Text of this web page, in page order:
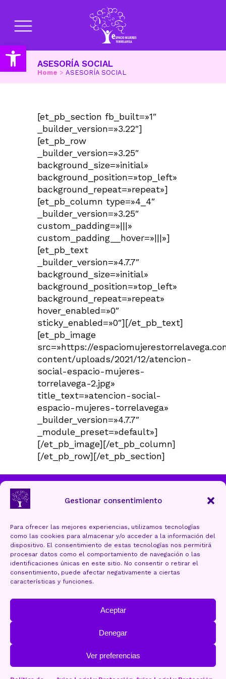
Abrir barra de herramientas
Gestionar consentimiento
Para ofrecer las mejores experiencias, utilizamos tecnologías
como las cookies para almacenar y/o acceder a la información del
dispositivo. El consentimiento de estas tecnologías nos permitirá
procesar datos como el comportamiento de navegación o las
identificaciones únicas en este sitio. No consentir o retirar el
consentimiento, puede afectar negativamente a ciertas
características y funciones.
Aceptar
Denegar
Ver preferencias
ASESORÍA SOCIAL
Home > ASESORÍA SOCIAL
[et_pb_section fb_built=»1″
_builder_version=»3.22″]
[et_pb_row
_builder_version=»3.25″
background_size=»initial»
background_position=»top_left»
background_repeat=»repeat»]
[et_pb_column type=»4_4″
_builder_version=»3.25″
custom_padding=»|||»
custom_padding__hover=»|||»]
[et_pb_text
_builder_version=»4.7.7″
background_size=»initial»
background_position=»top_left»
background_repeat=»repeat»
hover_enabled=»0″
sticky_enabled=»0″][/et_pb_text]
[et_pb_image
src=»https://
content/uploads/2021/12/atencion-
social-espacio-mujeres-
torrelavega-2.jpg»
title_text=»atencion-social-
espacio-mujeres-torrelavega»
_builder_version=»4.7.7″
_module_preset=»default»]
[/et_pb_image][/et_pb_column]
[/et_pb_row][/et_pb_section]
Ayuntamiento de Torrelavega
Aviso Legal y Protección de datos
Política de cookies (UE)
Accesibilidad
Mapa Web
Web design:OLEAGA.plus